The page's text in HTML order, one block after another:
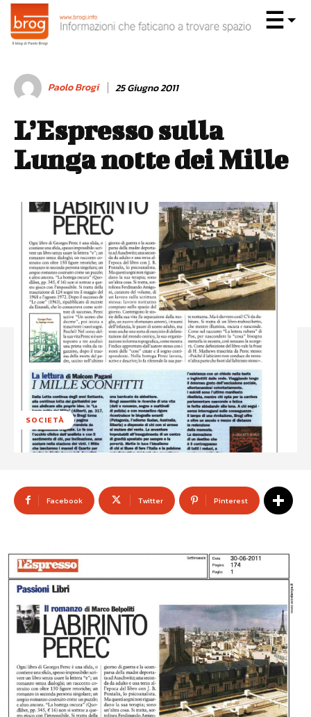
Paolo Brogi 25 Giugno 2011
L’Espresso sulla
Lunga notte dei Mille
SOCIETÀ
Facebook Twitter Pinterest